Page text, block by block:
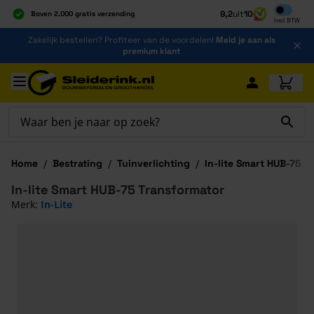
Boven 2.000 gratis verzending
Al 40 jaar dé specialist
Alles onder één dak
9,2uit10
Incl BTW
Inclusief
Ga naar de inhoud
Zakelijk bestellen? Profiteer van de voordelen! Meld je aan als
premium klant
Ga naar hoofdinhoud
Home / Bestrating / Tuinverlichting / In-lite Smart HUB-75
In-lite Smart HUB-75 Transformator
Merk: In-Lite